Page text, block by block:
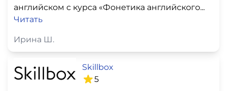
английском с курса «Фонетика английского...
Читать
Ирина Ш.
Skillbox
5